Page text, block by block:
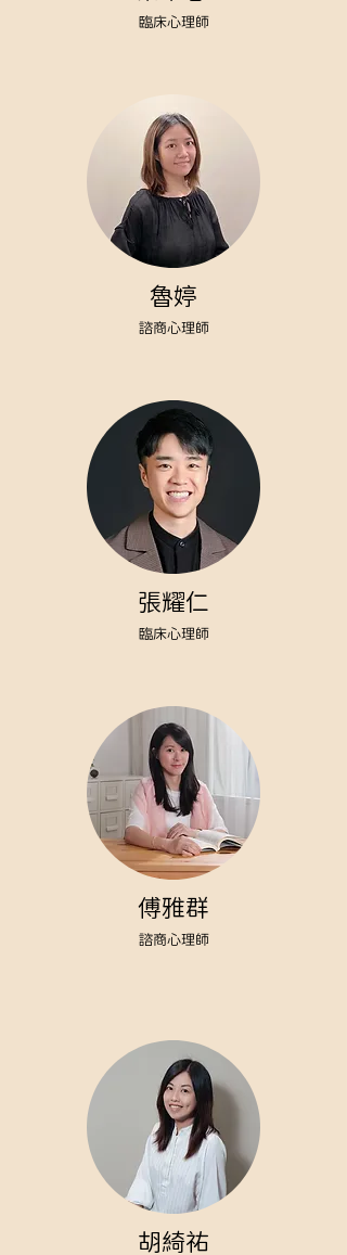
臨床心理師
魯婷
諮商心理師
張耀仁
臨床心理師
傅雅群
諮商心理師
胡綺祐